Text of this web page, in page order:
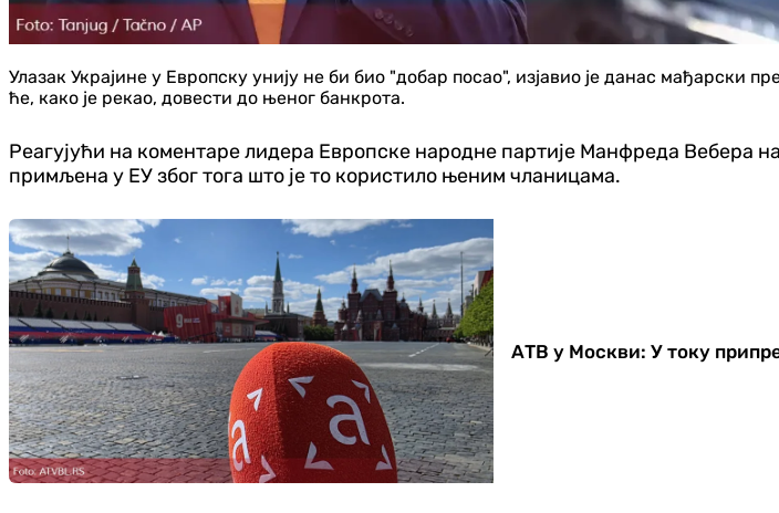
Улазак Украјине у Европску унију не би био "добар посао", изјавио је данас мађарски
ће, како је рекао, довести до њеног банкрота.
Реагујући на коментаре лидера Европске народне партије Манфреда Вебера
примљена у ЕУ због тога што је то користило њеним чланицама.
АТВ у Москви: У току